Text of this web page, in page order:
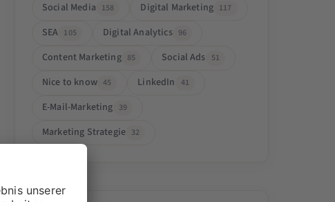
Social Media 158 Digital Marketing 117
SEA 105 Digital Analytics 96
Content Marketing 85 Social Ads 51
Nice to know 45 LinkedIn 41
E-Mail-Marketing 39
Marketing Strategie 32